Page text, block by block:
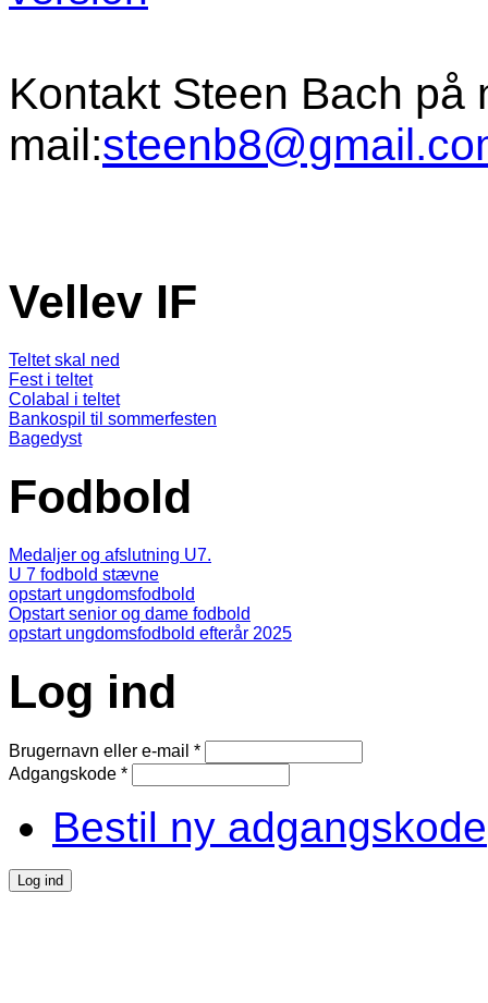
Kontakt Steen Bach på
mail:
Vellev IF
Teltet skal ned
Fest i teltet
Colabal i teltet
Bankospil til sommerfesten
Bagedyst
Fodbold
Medaljer og afslutning U7.
U 7 fodbold stævne
opstart ungdomsfodbold
Opstart senior og dame fodbold
opstart ungdomsfodbold efterår 2025
Log ind
Brugernavn eller e-mail *
Adgangskode *
Bestil ny adgangskode